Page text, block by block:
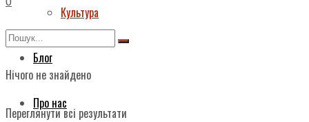
Нічого не знайдено
Переглянути всі результати
Культура
Блог
Про нас